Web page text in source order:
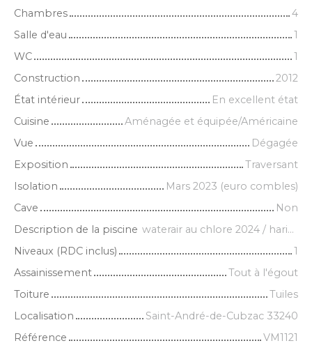
Chambres
4
Salle d'eau
1
WC
1
Construction
2012
État intérieur
En excellent état
Cuisine
Aménagée et équipée/Américaine
Vue
Dégagée
Exposition
Traversant
Isolation
Mars 2023 (euro combles)
Cave
Non
Description de la piscine
waterair au chlore 2024 / haricot / 20m3 / 17m² + PAC
Niveaux (RDC inclus)
1
Assainissement
Tout à l'égout
Toiture
Tuiles
Localisation
Saint-André-de-Cubzac 33240
Référence
VM1121